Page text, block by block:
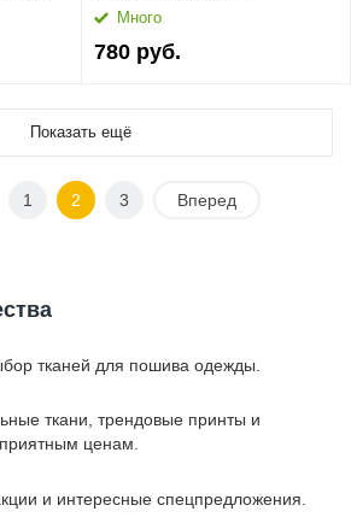
Много
780 руб.
Показать ещё
1 2 3 Вперед
тканей для пошива одежды.
ткани, трендовые принты и
ценам.
и интересные спецпредложения.